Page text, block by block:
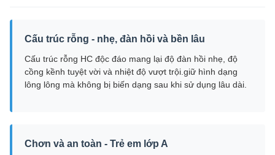
Cấu trúc rỗng - nhẹ, đàn hồi và bền lâu
Cấu trúc rỗng HC độc đáo mang lại độ đàn hồi nhẹ, độ
cồng kềnh tuyệt vời và nhiệt độ vượt trội.giữ hình dạng
lông lông mà không bị biến dạng sau khi sử dụng lâu dài.
Chơn và an toàn - Trẻ em lớp A